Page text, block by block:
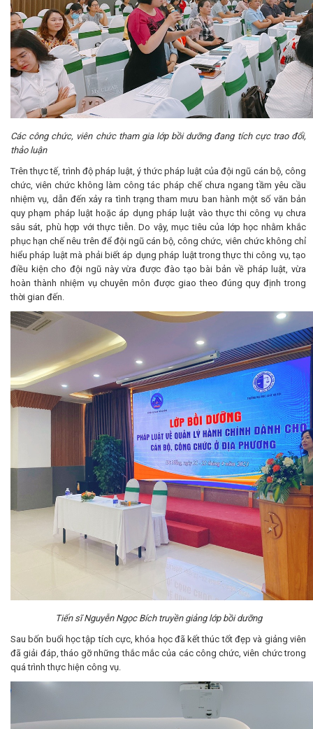
Các công chức, viên chức tham gia lớp bồi dưỡng đang tích cực trao đổi,
thảo luận
Trên thực tế, trình độ pháp luật, ý thức pháp luật của đội ngũ cán bộ, công
chức, viên chức không làm công tác pháp chế chưa ngang tầm yêu cầu
nhiệm vụ, dẫn đến xảy ra tình trạng tham mưu ban hành một số văn bản
quy phạm pháp luật hoặc áp dụng pháp luật vào thực thi công vụ chưa
sâu sát, phù hợp với thực tiễn. Do vậy, mục tiêu của lớp học nhằm khắc
phục hạn chế nêu trên để đội ngũ cán bộ, công chức, viên chức không chỉ
hiểu pháp luật mà phải biết áp dụng pháp luật trong thực thi công vụ, tạo
điều kiện cho đội ngũ này vừa được đào tạo bài bản về pháp luật, vừa
hoàn thành nhiệm vụ chuyên môn được giao theo đúng quy định trong
thời gian đến.
Tiếnsĩ Nguyễn Ngọc Bích truyền giảng lớp bồi dưỡng
Sau bốn buổi học tập tích cực, khóa học đã kết thúc tốt đẹp và giảng viên
đã giải đáp, tháo gỡ những thắc mắc của các công chức, viên chức trong
quá trình thực hiện công vụ.